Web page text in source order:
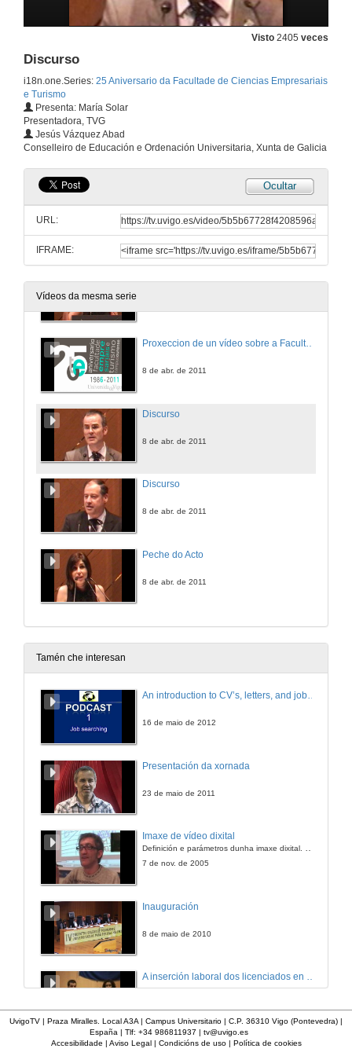
Visto 2405 veces
Discurso
i18n.one.Series: 25 Aniversario da Facultade de Ciencias Empresariais
e Turismo
Presenta: María Solar
Presentadora, TVG
Jesús Vázquez Abad
Conselleiro de Educación e Ordenación Universitaria, Xunta de Galicia
Ocultar
URL:
IFRAME:
Vídeos da mesma serie
8 de abr. de 2011
8 de abr. de 2011
Proxeccion de un vídeo sobre a Facultade
8 de abr. de 2011
Discurso
8 de abr. de 2011
Discurso
8 de abr. de 2011
Peche do Acto
8 de abr. de 2011
Tamén che interesan
An introduction to CV’s, letters, and job searching
16 de maio de 2012
Presentación da xornada
23 de maio de 2011
Imaxe de vídeo dixital
7 de nov. de 2005
Inauguración
8 de maio de 2010
A inserción laboral dos licenciados en Ciencias do Mar: a carreira investigadora
Apertura do acto
UvigoTV | Praza Miralles. Local A3A | Campus Universitario | C.P. 36310 Vigo (Pontevedra) |
España | Tlf: +34 986811937 | tv@uvigo.es
Accesibilidade | Aviso Legal| Condicións de uso| Política de cookies